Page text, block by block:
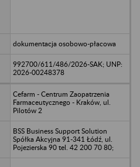
dokumentacja osobowo-płacowa
992700/611/486/2026-SAK; UNP:
2026-00248378
Cefarm - Centrum Zaopatrzenia
Farmaceutycznego - Kraków, ul.
Pilotów 2
BSS Business Support Solution
Spółka Akcyjna 91-341 Łódź, ul.
Pojezierska 90 tel. 42 200 70 80;